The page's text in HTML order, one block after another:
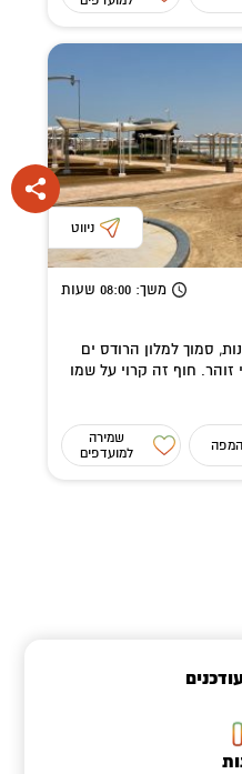
ניווט
משך: 08:00 שעות
סמוך למלון הרודס ים
חוף זה קרוי על שמו
שמירה
למועדפים